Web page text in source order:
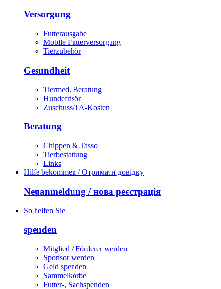
Versorgung
Futterausgabe
Mobile Futterversorgung
Tierzubehör
Gesundheit
Tiermed. Beratung
Hundefrisör
Zuschuss/TA-Kosten
Beratung
Chippen & Tasso
Tierbestattung
Links
Hilfe bekommen / Отримати довідку
Neuanmeldung / нова реєстрація
So helfen Sie
spenden
Mitglied / Förderer werden
Sponsor werden
Geld spenden
Sammelkörbe
Futter-, Sachspenden